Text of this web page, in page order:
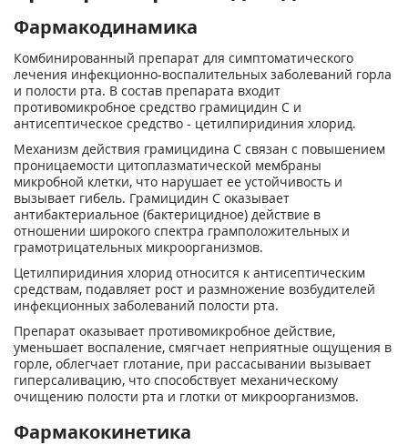
Фармакодинамика
Комбинированный препарат для симптоматического
лечения инфекционно-воспалительных заболеваний горла
и полости рта. В состав препарата входит
противомикробное средство грамицидин С и
антисептическое средство - цетилпиридиния хлорид.
Механизм действия грамицидина С связан с повышением
проницаемости цитоплазматической мембраны
микробной клетки, что нарушает ее устойчивость и
вызывает гибель. Грамицидин С оказывает
антибактериальное (бактерицидное) действие в
отношении широкого спектра грамположительных и
грамотрицательных микроорганизмов.
Цетилпиридиния хлорид относится к антисептическим
средствам, подавляет рост и размножение возбудителей
инфекционных заболеваний полости рта.
Препарат оказывает противомикробное действие,
уменьшает воспаление, смягчает неприятные ощущения в
горле, облегчает глотание, при рассасывании вызывает
гиперсаливацию, что способствует механическому
очищению полости рта и глотки от микpoopгaнизмов.
Фармакокинетика